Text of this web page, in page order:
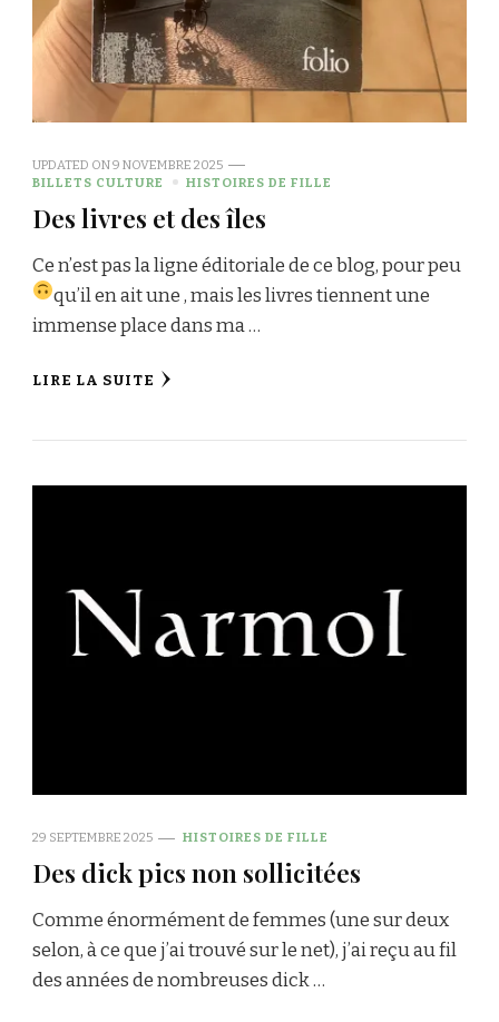
UPDATED ON9 NOVEMBRE 2025
BILLETS CULTURE
HISTOIRES DE FILLE
Des livres et des îles
Ce n’est pas la ligne éditoriale de ce blog, pour peu
qu’il en ait une, mais les livres tiennent une
immense place dans ma …
LIRE LA SUITE
29 SEPTEMBRE 2025 HISTOIRES DE FILLE
Des dick pics non sollicitées
Comme énormément de femmes (une sur deux
selon, à ce que j’ai trouvé sur le net), j’ai reçu au fil
des années de nombreuses dick …